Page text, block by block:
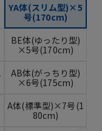
YA体(スリム型)×5
号(170cm)
BE体(ゆったり型)
×5号(170cm)
AB体(がっちり型)
×6号(175cm)
A体(標準型)×7号(1
80cm)